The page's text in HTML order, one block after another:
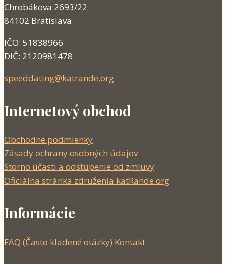
Chrobákova 2693/22
84102 Bratislava
IČO: 51838966
DIČ: 2120981478
speeddating@katrande.org
Internetový obchod
Obchodné podmienky
Zásady ochrany osobných údajov
Storno účasti a odstúpenie od zmluvy
Oficiálna stránka združenia katRande.org
Informácie
FAQ (Často kladené otázky) Kontakt